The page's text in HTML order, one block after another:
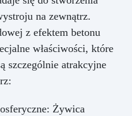
na zewnątrz.
z efektem betonu
właściwości, które
szczególnie atrakcyjne
Żywica